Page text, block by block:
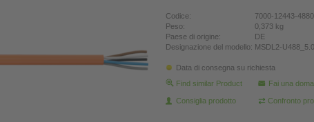
Codice:
7000-12443-
Peso:
0,373 kg
Paese di origine:
DE
Designazione del modello: MSDL2-
Data di consegna su richiesta
Find similar Product
Fai una
Consiglia prodotto Confronto